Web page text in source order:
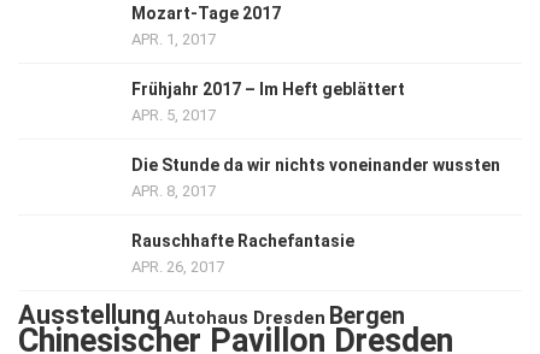
Mozart-Tage 2017
APR. 1, 2017
Frühjahr 2017 – Im Heft geblättert
APR. 5, 2017
Die Stunde da wir nichts voneinander wussten
APR. 8, 2017
Rauschhafte Rachefantasie
APR. 26, 2017
Ausstellung Autohaus Dresden Bergen
Chinesischer Pavillon Dresden